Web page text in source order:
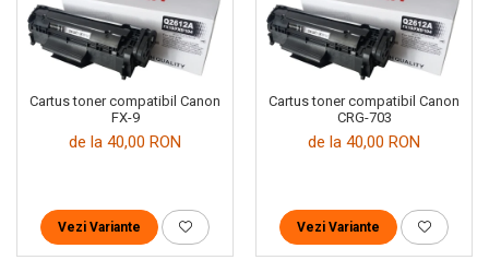
Cartus toner compatibil Canon
FX-9
de la 40,00 RON
Vezi Variante
Cartus toner compatibil Canon
CRG-703
de la 40,00 RON
Vezi Variante